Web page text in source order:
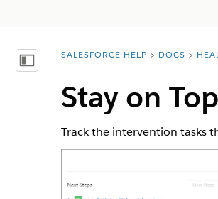
Mostrar índiceYou are here:
SALESFORCE HELP DOCS
Stay on
Track the intervention tasks